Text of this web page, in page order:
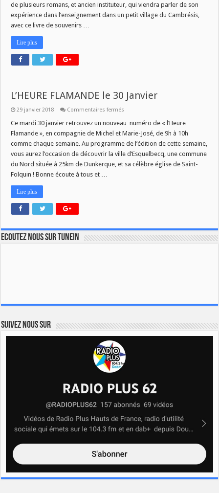
de plusieurs romans, et ancien instituteur, qui viendra parler de son
expérience dans l’enseignement dans un petit village du Cambrésis,
avec ce livre de souvenirs …
Lire plus
L’HEURE FLAMANDE le 30 Janvier
29 janvier 2018 Commentaires fermés
FLAMANDE
30
Janvier
Ce mardi 30 janvier retrouvez un nouveau numéro de « l’Heure
Flamande », en compagnie de Michel et Marie-José, de 9h à 10h
comme chaque semaine. Au programme de l’édition de cette semaine,
vous aurez l’occasion de découvrir la ville d’Esquelbecq, une commune
du Nord située à 25km de Dunkerque, et sa célèbre église de Saint-
Folquin ! Bonne écoute à tous et …
Lire plus
Ecoutez nous sur TuneIn
Suivez nous sur